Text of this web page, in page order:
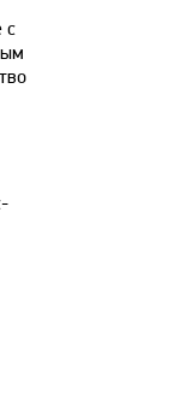
с